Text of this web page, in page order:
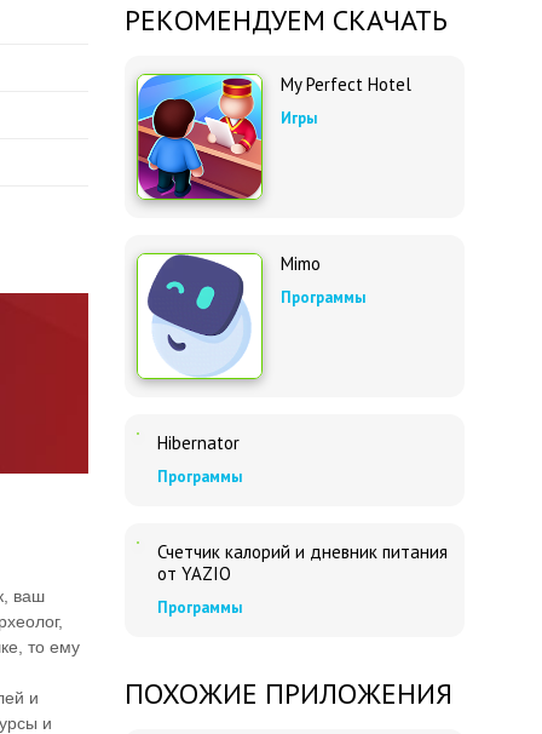
ваш
то ему
и
и
РЕКОМЕНДУЕМ СКАЧАТЬ
My Perfect Hotel
Игры
Mimo
Программы
Hibernator
Программы
Счетчик калорий и дневник питания
от YAZIO
Программы
ПОХОЖИЕ ПРИЛОЖЕНИЯ